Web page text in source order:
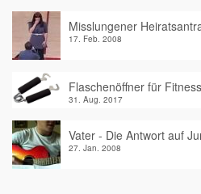
Misslungener
17. Feb. 2008
Flaschenöffner für
31. Aug. 2017
Vater - Die Antwort auf
27. Jan. 2008